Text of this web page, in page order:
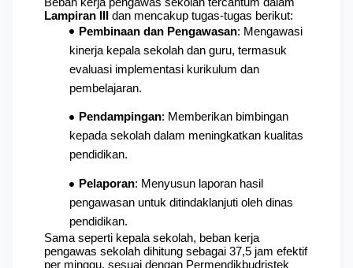
Lampiran III dan mencakup tugas-tugas berikut:
Pembinaan dan Pengawasan: Mengawasi
kinerja kepala sekolah dan guru, termasuk
evaluasi implementasi kurikulum dan
pembelajaran.
Pendampingan: Memberikan bimbingan
kepada sekolah dalam meningkatkan kualitas
pendidikan.
Pelaporan: Menyusun laporan hasil
pengawasan untuk ditindaklanjuti oleh dinas
pendidikan.
Sama seperti kepala sekolah, beban kerja
pengawas sekolah dihitung sebagai 37,5 jam efektif
per minggu, sesuai dengan Permendikbudristek